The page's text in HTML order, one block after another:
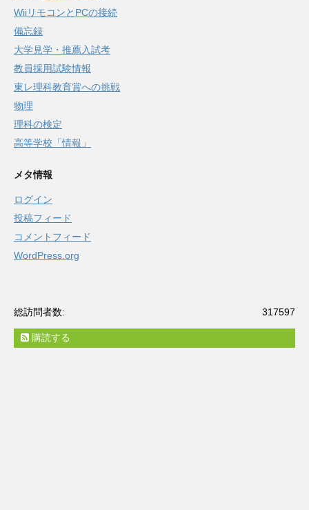
WiiリモコンとPCの接続
備忘録
大学見学・推薦入試考
教員採用試験情報
東レ理科教育賞への挑戦
物理
理科の検定
高等学校「情報」
メタ情報
ログイン
投稿フィード
コメントフィード
WordPress.org
317597
総訪問者数:
購読する